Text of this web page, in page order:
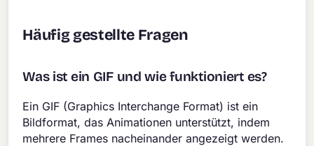
Häufig gestellte Fragen
Was ist ein GIF und wie funktioniert es?
Ein GIF (Graphics Interchange Format) ist ein
Bildformat, das Animationen unterstützt, indem
mehrere Frames nacheinander angezeigt werden.